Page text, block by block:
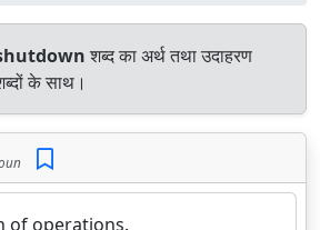
शब्द का अर्थ तथा उदाहरण
के साथ।
of operations.